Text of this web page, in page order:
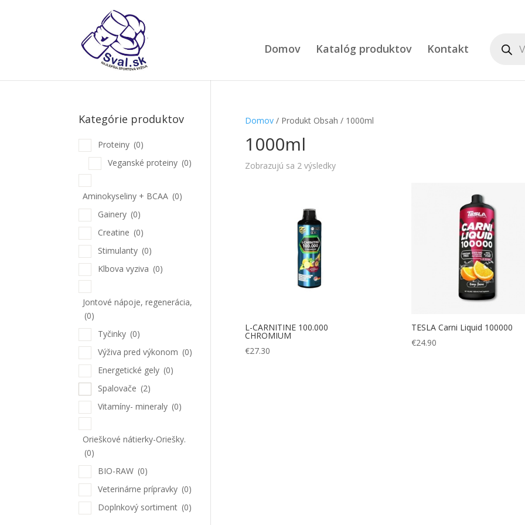
Domov Katalóg produktov Kontakt search
Domov/ Produkt Obsah / 1000ml
1000ml
Zobrazujú sa 2 výsledky
L-CARNITINE 100.000
CHROMIUM
€27.30
TESLA Carni Liquid 100000
€24.90
Kategórie produktov
Proteiny (0)
Veganské proteiny (0)
Aminokyseliny + BCAA (0)
Gainery (0)
Creatine (0)
Stimulanty (0)
Klbova vyziva (0)
Jontové nápoje, regenerácia,
(0)
Tyčinky (0)
Výživa pred výkonom (0)
Energetické gely (0)
Spalovače (2)
Vitamíny- mineraly (0)
Orieškové nátierky-Oriešky.
(0)
BIO-RAW (0)
Veterinárne prípravky (0)
Doplnkový sortiment (0)